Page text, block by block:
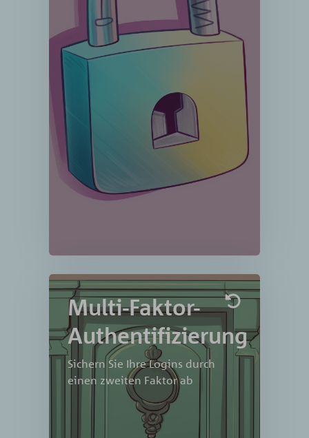
starke Verschlüsselung für Ihre E-
Mails, sondern auch für Ihre
Clients und Server. Sie können
sicher sein, dass Ihre Daten sicher
und privat bleiben, auch wenn
sie über das Netzwerk
übertragen werden. Erleben Sie
die Zuverlässigkeit und Effizienz
Verschlüsselungslösungen und
verbessern Sie Ihre Online-
Sicherheit heute.
Multi-Faktor-
Authentifizierung
Sichern Sie Ihre Logins durch
einen zweiten Faktor ab
Multi-Faktor-
Authentifizierung
Schützen Sie Ihre wichtigen
Konten und Informationen mit
Multi-Faktor-Authentifizierung.
Unsere Lösung bietet eine
zusätzliche Schicht an Sicherheit,
indem sie eine Kombination aus